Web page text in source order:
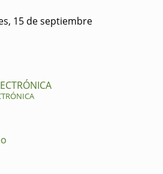
15 de septiembre